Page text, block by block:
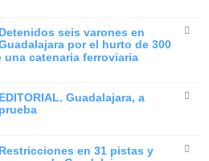
Detenidos seis varones en
por el hurto de 300
catenaria ferroviaria
EDITORIAL. Guadalajara, a
prueba
Restricciones en 31 pistas y